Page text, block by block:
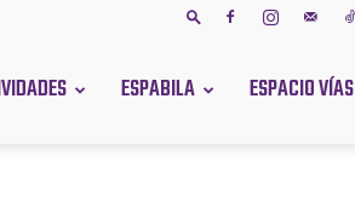
ESPABILA ESPACIO VÍAS